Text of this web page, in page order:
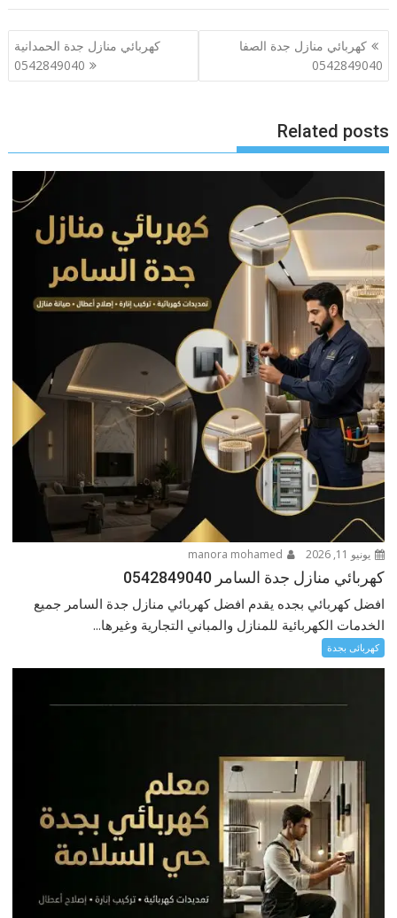
تصفّح
المقالات
كهربائي منازل جدة الصفا
0542849040
كهربائي منازل جدة الحمدانية
0542849040
Related posts
يونيو 11, 2026
كهربائي منازل جدة السامر 0542849040
افضل كهربائي بجده يقدم افضل كهربائي منازل جدة السامر جميع
الخدمات الكهربائية للمنازل والمباني التجارية وغيرها...
كهربائى بجدة